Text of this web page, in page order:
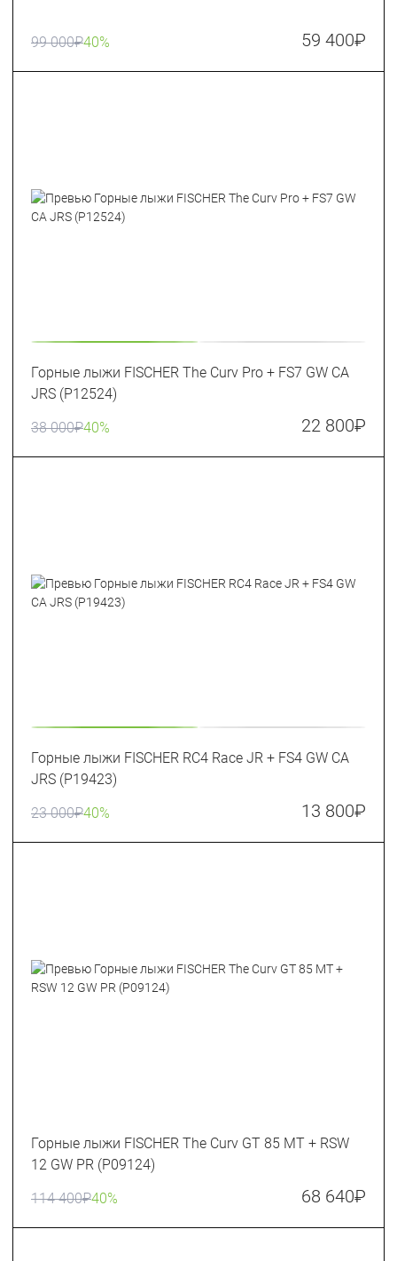
99 000₽40% 59 400₽
Горные лыжи FISCHER The Curv Pro + FS7 GW CA
JRS (P12524)
38 000₽40% 22 800₽
Горные лыжи FISCHER RC4 Race JR + FS4 GW CA
JRS (P19423)
23 000₽40% 13 800₽
Горные лыжи FISCHER The Curv GT 85 MT + RSW
12 GW PR (P09124)
114 400₽40% 68 640₽